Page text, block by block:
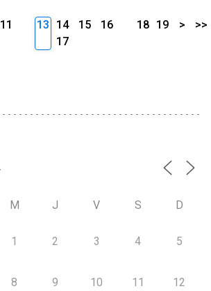
11
13 14 15
16
17
18 19 > >>
M J V S D
1 2 3 4 5
8 9 10 11 12